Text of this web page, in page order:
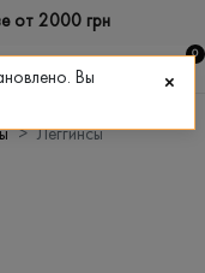
от 2000 грн
0
Леггинсы
Вы